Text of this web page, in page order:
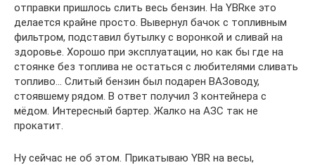
отправки пришлось слить весь бензин. На YBRке это
делается крайне просто. Вывернул бачок с топливным
фильтром, подставил бутылку с воронкой и сливай на
здоровье. Хорошо при эксплуатации, но как бы где на
стоянке без топлива не остаться с любителями сливать
топливо… Слитый бензин был подарен ВАЗоводу,
стоявшему рядом. В ответ получил 3 контейнера с
мёдом. Интересный бартер. Жалко на АЗС так не
прокатит.
Ну сейчас не об этом. Прикатываю YBR на весы,